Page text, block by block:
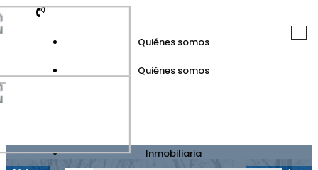
Quiénes somos
Quiénes somos
Inmobiliaria